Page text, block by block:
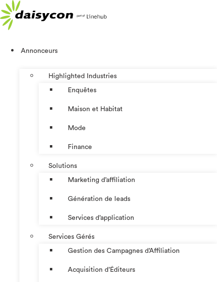
Aller
au
contenu
Annonceurs
Highlighted Industries
Enquêtes
Maison et Habitat
Mode
Finance
Solutions
Marketing d’affiliation
Génération de leads
Services d’application
Services Gérés
Gestion des Campagnes d’Affiliation​
Acquisition d’Éditeurs